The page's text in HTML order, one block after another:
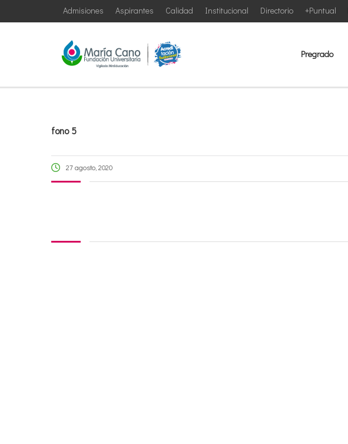
+Puntual
Directorio
Institucional
Calidad
Aspirantes
Admisiones
Pregrado
fono 5
27 agosto, 2020